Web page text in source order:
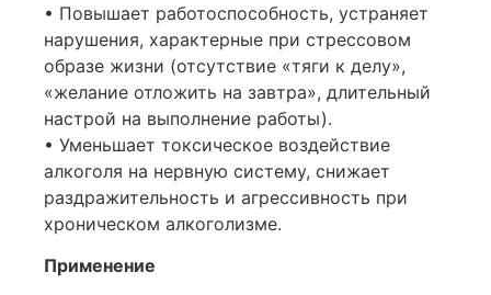
• Повышает работоспособность, устраняет
нарушения, характерные при стрессовом
образе жизни (отсутствие «тяги к делу»,
«желание отложить на завтра», длительный
настрой на выполнение работы).
• Уменьшает токсическое воздействие
алкоголя на нервную систему, снижает
раздражительность и агрессивность при
хроническом алкоголизме.
Применение